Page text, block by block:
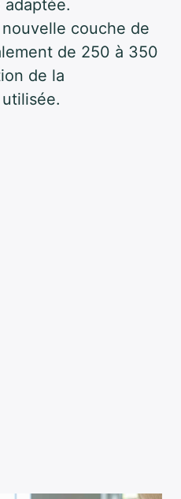
nouvelle couche de
de 250 à 350
de la